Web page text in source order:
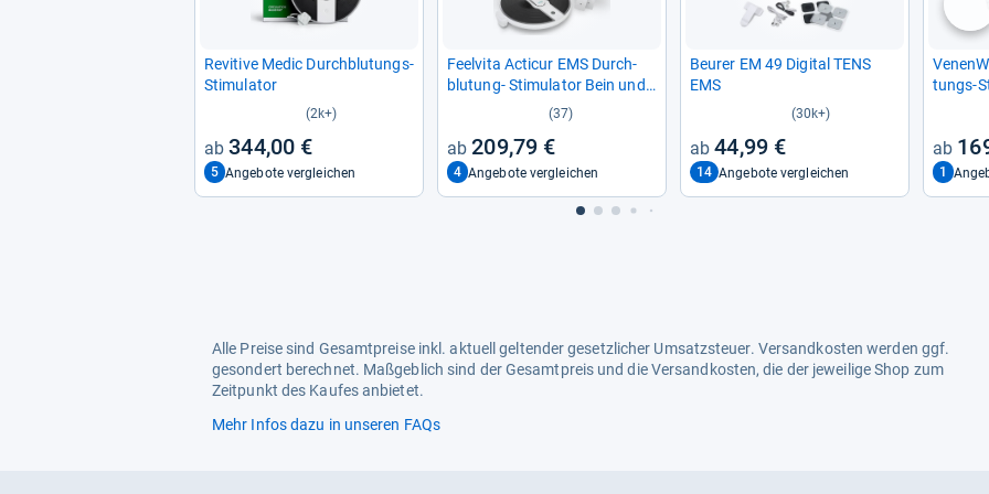
Revi­tive Medic Durch­blu­tungs-​
Sti­mu­la­tor
(2k+)
344,00 €
5 Angebote vergleichen
Feel­vita Acti­cur EMS Durch­
blu­tung-​ Sti­mu­la­tor Bein und
Fuß Kabel­los 11 tlg, EMS Fuß­
mas­sa­ge­ge­rät elek­trisch, Duo
Tech­no­lo­gie EMS und TENS
(37)
209,79 €
4 Angebote vergleichen
Beu­rer EM 49 Digi­tal TENS
EMS
(30k+)
44,99 €
14 Angebote vergleichen
tungs-​
1
Alle Preise sind Gesamtpreise inkl. aktuell geltender gesetzlicher Umsatzsteuer. Versandkosten werden ggf.
gesondert berechnet. Maßgeblich sind der Gesamtpreis und die Versandkosten, die der jeweilige Shop zum
Zeitpunkt des Kaufes anbietet.
Mehr Infos dazu in unseren FAQs